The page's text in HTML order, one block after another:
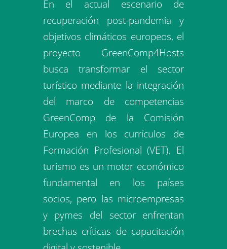
En el actual escenario de
recuperación post-pandemia y
objetivos climáticos europeos, el
proyecto GreenComp4Hosts
busca transformar el sector
turístico mediante la integración
del marco de competencias
GreenComp de la Comisión
Europea en los currículos de
Formación Profesional (VET). El
turismo es un motor económico
fundamental en los países
socios, pero las microempresas
y pymes del sector enfrentan